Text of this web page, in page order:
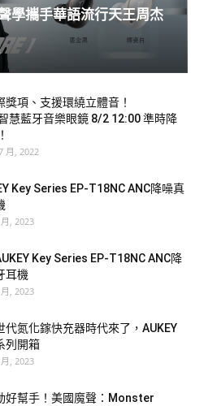
學攜手華語流行天王周杰
獎項、支援環繞立體音！
慧藍牙音樂眼鏡 8/2 12:00 準時降
月, 2022
Key Series EP-T18NC ANC降噪真
, 2023
Key Series EP-T18NC ANC降
耳機
, 2023
代氮化鎵快充器時代來了，AUKEY
列開箱
, 2023
好幫手！美國魔聲：Monster